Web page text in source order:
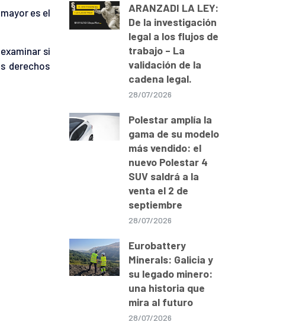
es el
si
derechos
ARANZADI LA LEY:
De la investigación
legal a los flujos de
trabajo – La
validación de la
cadena legal.
28/07/2026
Polestar amplía la
gama de su modelo
más vendido: el
nuevo Polestar 4
SUV saldrá a la
venta el 2 de
septiembre
28/07/2026
Eurobattery
Minerals: Galicia y
su legado minero:
una historia que
mira al futuro
28/07/2026